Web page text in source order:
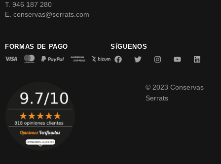
T. 946 187 280
E. conservas@serrats.com
FORMAS DE PAGO SíGUENOS
© 2023 Conservas
Serrats